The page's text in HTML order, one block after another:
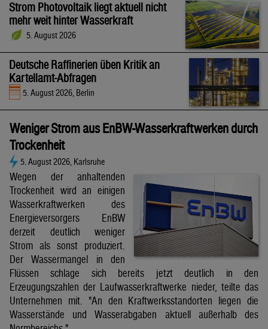
Strom Photovoltaik liegt aktuell nicht
mehr weit hinter Wasserkraft
5. August 2026
Deutsche Raffinerien üben Kritik an
Kartellamt-Abfragen
5. August 2026, Berlin
Weniger Strom aus EnBW-Wasserkraftwerken durch
Trockenheit
5. August 2026, Karlsruhe
Wegen der anhaltenden
Trockenheit wird an einigen
Wasserkraftwerken des
Energieversorgers EnBW
derzeit deutlich weniger
Strom als sonst produziert.
Der Wassermangel in den
Flüssen schlage sich bereits jetzt deutlich in den
Erzeugungszahlen der Laufwasserkraftwerke nieder, teilte das
Unternehmen mit. "An den Kraftwerksstandorten liegen die
Wasserstände und Wasserabgaben aktuell außerhalb des